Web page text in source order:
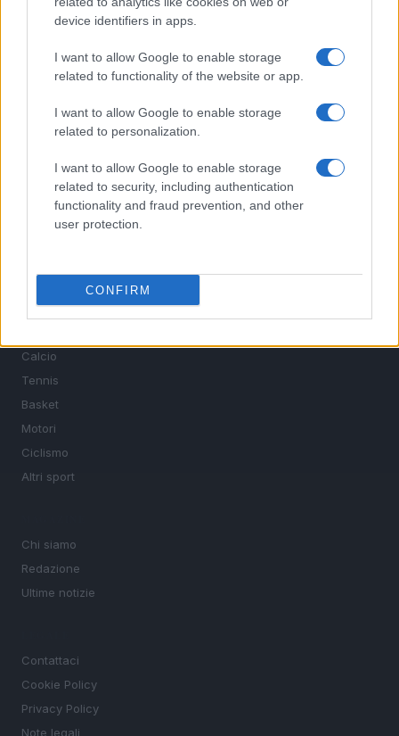
device identifiers in apps.
I want to allow Google to enable storage
related to functionality of the website or app.
I want to allow Google to enable storage
related to personalization.
I want to allow Google to enable storage
related to security, including authentication
functionality and fraud prevention, and other
user protection.
CONFIRM
Sportmagazine: notizie, approfondimenti e classifiche su
calcio, basket, tennis, ciclismo, motori, Formula 1,
MotoGP e Olimpiadi. Le ultime news dalle competizioni
nazionali e internazionali, gli highlight delle partite, le
sport.
Calcio
Tennis
Basket
Motori
Ciclismo
Altri sport
Chi siamo
Redazione
Ultime notizie
Contattaci
Cookie Policy
Privacy Policy
Note legali